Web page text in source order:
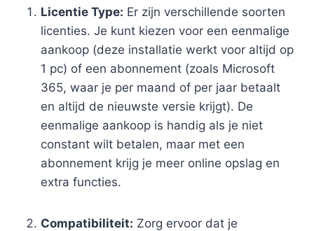
Licentie Type: Er zijn verschillende soorten
licenties. Je kunt kiezen voor een eenmalige
aankoop (deze installatie werkt voor altijd op
1 pc) of een abonnement (zoals Microsoft
365, waar je per maand of per jaar betaalt
en altijd de nieuwste versie krijgt). De
eenmalige aankoop is handig als je niet
constant wilt betalen, maar met een
abonnement krijg je meer online opslag en
extra functies.
Compatibiliteit: Zorg ervoor dat je